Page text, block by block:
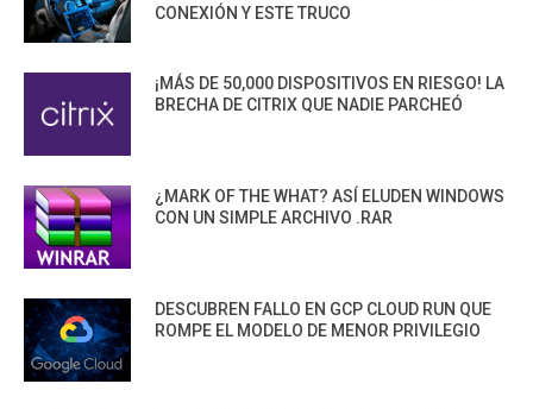
CONEXIÓN Y ESTE TRUCO
¡MÁS DE 50,000 DISPOSITIVOS EN RIESGO! LA
BRECHA DE CITRIX QUE NADIE PARCHEÓ
¿MARK OF THE WHAT? ASÍ ELUDEN WINDOWS
CON UN SIMPLE ARCHIVO .RAR
DESCUBREN FALLO EN GCP CLOUD RUN QUE
ROMPE EL MODELO DE MENOR PRIVILEGIO